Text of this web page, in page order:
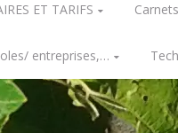
ET TARIFS
entreprises,…